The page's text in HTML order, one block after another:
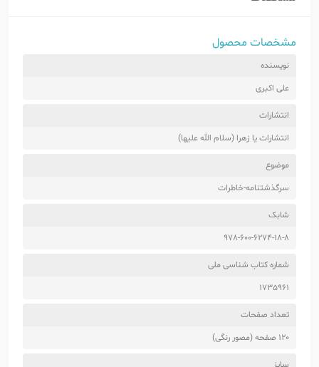
مشخصات محصول
نویسنده
علی اکبری
انتشارات
انتشارات یا زهرا (سلام الله علیها)
موضوع
سرگذشتنامه-خاطرات
شابک
978-600-6274-18-8
شماره کتاب شناسی ملی
1735961
تعداد صفحات
120 صفحه (مصور رنگی)